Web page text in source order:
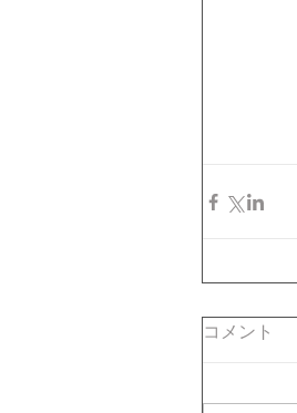
コメント